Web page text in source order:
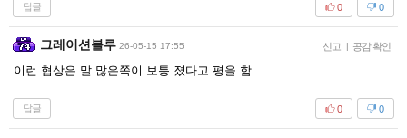
답글 0
0
그레이션블루 26-05-15 17:55 신고 | 공감 확인
이런 협상은 말 많은쪽이 보통 졌다고 평을 함.
답글 0
0